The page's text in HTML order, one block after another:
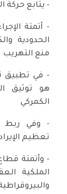
- يتابع حركة
- أتمتة
الحدودية
منع التهريب
هو توثيق
الكمركي
- وفي ربط
تعظيم
- وأتمتة
الملكية